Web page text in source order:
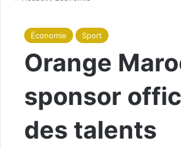
Économie Sport
Orange
sponsor
des talents